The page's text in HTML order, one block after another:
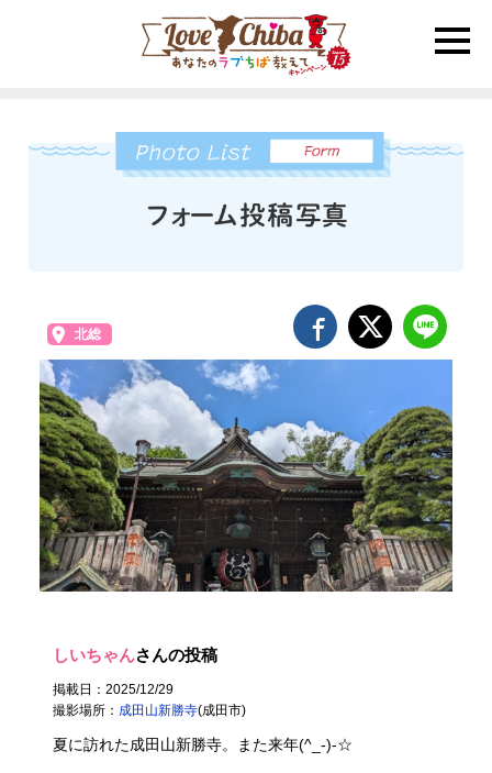
toggle
北総
しいちゃんさんの投稿
掲載日：2025/12/29
撮影場所： 成田山新勝寺(成田市)
夏に訪れた成田山新勝寺。また来年(^_-)-☆